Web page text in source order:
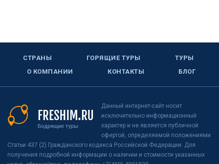
СТРАНЫ ГОРЯЩИЕ ТУРЫ
ТУРЫ
О КОМПАНИИ
КОНТАКТЫ БЛОГ
Данный интернет-сайт носит
исключительно информационный
характер и не является публичной
офертой, определяемой положениями
Статьи 437 (2) Гражданского кодекса Российской Федерации. Для
получения подробной информации о наличии и стоимости указанных